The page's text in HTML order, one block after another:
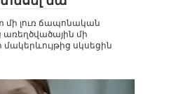
լուռ ճապոնական
առեղծվածային մի
սկսեցին